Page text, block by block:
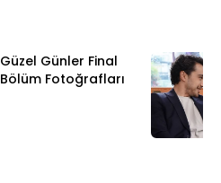
Güzel Günler Final
Bölüm Fotoğrafları